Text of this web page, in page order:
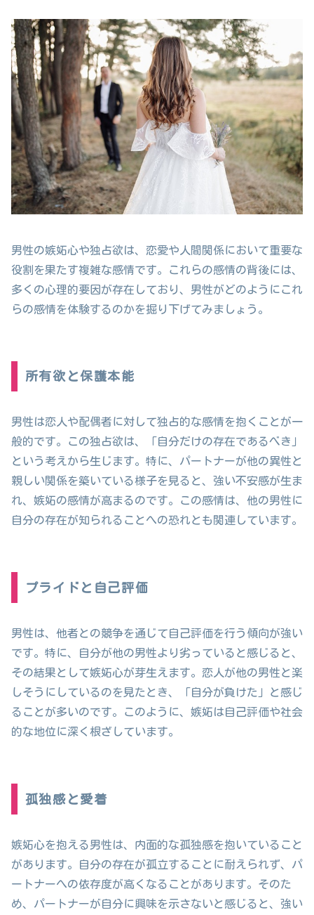
男性の嫉妬心や独占欲は、恋愛や人間関係において重要な
役割を果たす複雑な感情です。これらの感情の背後には、
多くの心理的要因が存在しており、男性がどのようにこれ
らの感情を体験するのかを掘り下げてみましょう。
所有欲と保護本能
男性は恋人や配偶者に対して独占的な感情を抱くことが一
般的です。この独占欲は、「自分だけの存在であるべき」
という考えから生じます。特に、パートナーが他の異性と
親しい関係を築いている様子を見ると、強い不安感が生ま
れ、嫉妬の感情が高まるのです。この感情は、他の男性に
自分の存在が知られることへの恐れとも関連しています。
プライドと自己評価
男性は、他者との競争を通じて自己評価を行う傾向が強い
です。特に、自分が他の男性より劣っていると感じると、
その結果として嫉妬心が芽生えます。恋人が他の男性と楽
しそうにしているのを見たとき、「自分が負けた」と感じ
ることが多いのです。このように、嫉妬は自己評価や社会
的な地位に深く根ざしています。
孤独感と愛着
嫉妬心を抱える男性は、内面的な孤独感を抱いていること
があります。自分の存在が孤立することに耐えられず、パ
ートナーへの依存度が高くなることがあります。そのた
め、パートナーが自分に興味を示さないと感じると、強い